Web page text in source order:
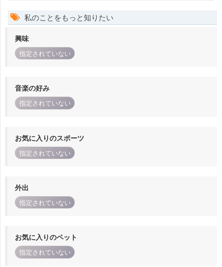
私のことをもっと知りたい
興味
指定されていない
音楽の好み
指定されていない
お気に入りのスポーツ
指定されていない
外出
指定されていない
お気に入りのペット
指定されていない